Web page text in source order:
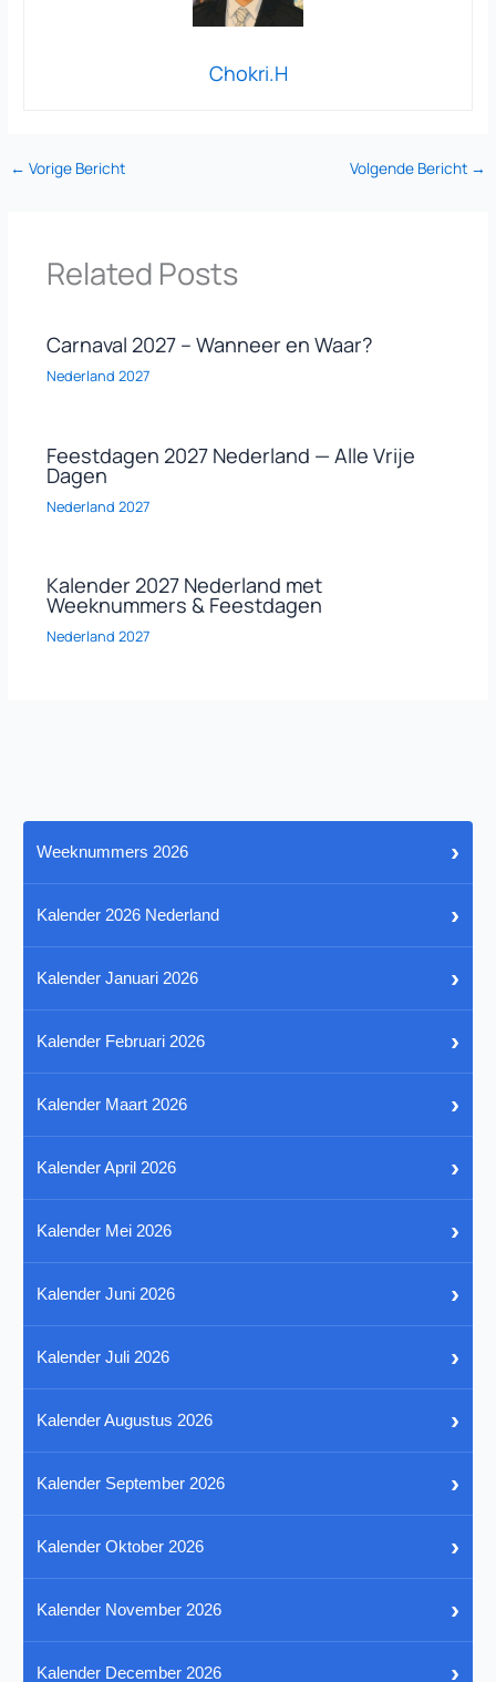
Chokri.H
← Vorige Bericht Volgende Bericht →
Related Posts
Carnaval 2027 – Wanneer en Waar?
Nederland 2027
Feestdagen 2027 Nederland — Alle Vrije
Dagen
Nederland 2027
Kalender 2027 Nederland met
Weeknummers & Feestdagen
Nederland 2027
Weeknummers 2026 ›
Kalender 2026 Nederland ›
Kalender Januari 2026 ›
Kalender Februari 2026 ›
Kalender Maart 2026 ›
Kalender April 2026 ›
Kalender Mei 2026 ›
Kalender Juni 2026 ›
Kalender Juli 2026 ›
Kalender Augustus 2026 ›
Kalender September 2026 ›
Kalender Oktober 2026 ›
Kalender November 2026 ›
Kalender December 2026 ›